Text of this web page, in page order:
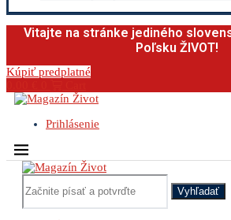
Vitajte na stránke jediného
Poľsku ŽIVOT!
Kúpiť predplatné
Prihlásenie
Vyhľadať